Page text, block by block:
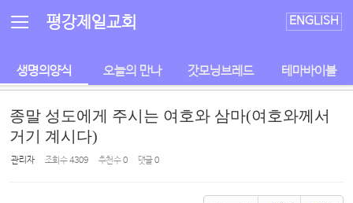
평강제일교회 ENGLISH
생명의양식 오늘의 만나 갓모닝브레드 테마바이블
종말 성도에게 주시는 여호와 삼마(여호와께서
거기 계시다)
관리자 조회 수4309 추천 수0 댓글0